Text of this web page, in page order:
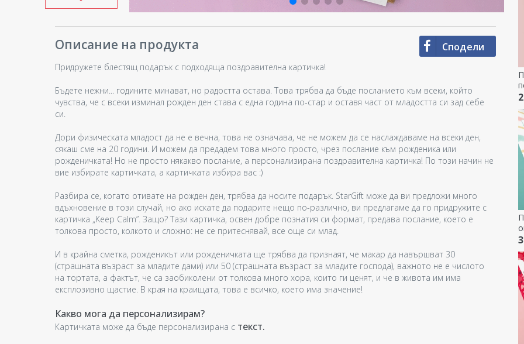
Описание на продукта Сподели
Придружете блестящ подарък с подходяща поздравителна картичка!
Бъдете нежни... годините минават, но радостта остава. Това трябва да бъде посланието към всеки, който
чувства, че с всеки изминал рожден ден става с една година по-стар и оставя част от младостта си зад себе
си.
Дори физическата младост да не е вечна, това не означава, че не можем да се наслаждаваме на всеки ден,
сякаш сме на 20 години. И можем да предадем това много просто, чрез послание към рожденика или
рожденичката! Но не просто някакво послание, а персонализирана поздравителна картичка! По този начин не
вие избирате картичката, а картичката избира вас :)
Разбира се, когато отивате на рожден ден, трябва да носите подарък. StarGift може да ви предложи много
вдъхновение в този случай, но ако искате да подарите нещо по-различно, ви предлагаме да го придружите с
картичка „Keep Calm”. Защо? Тази картичка, освен добре познатия си формат, предава послание, което е
толкова просто, колкото и сложно: не се притеснявай, все още си млад.
И в крайна сметка, рожденикът или рожденичката ще трябва да признаят, че макар да навършват 30
(страшната възраст за младите дами) или 50 (страшната възраст за младите господа), важното не е числото
на тортата, а фактът, че са заобиколени от толкова много хора, които ги ценят, и че в живота им има
експлозивно щастие. В края на краищата, това е всичко, което има значение!
Какво мога да персонализирам?
Картичката може да бъде персонализирана с текст.